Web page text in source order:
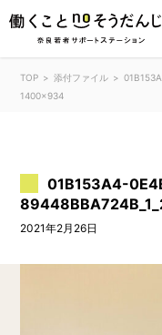
TOP 添付ファイル
1400x934
01B153A4-
2021年2月26日